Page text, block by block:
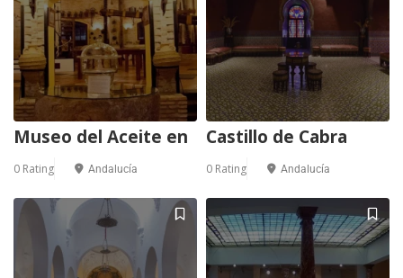
Museo del Aceite en
0 Rating Andalucía
Castillo de Cabra
0 Rating Andalucía